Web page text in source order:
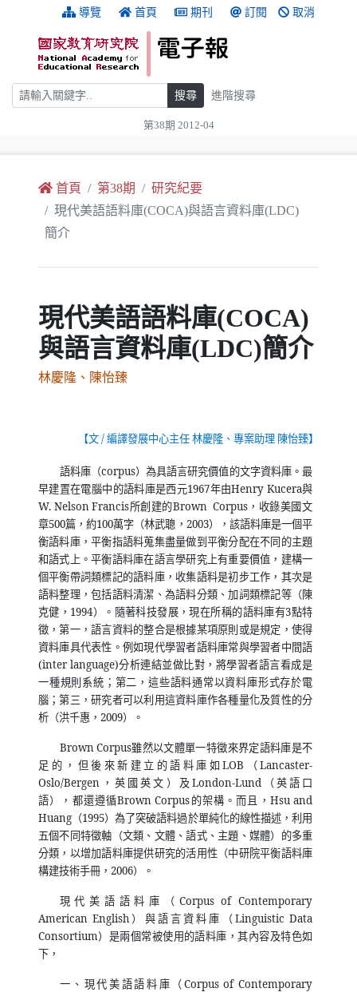
跳到主要內容 導覽 首頁 期刊 訂閱 取消
搜尋 搜尋 進階搜尋
第38期 2012-04
首頁 第38期
研究紀要
現代美語語料庫(COCA)與語言資料庫(LDC)
簡介
現代美語語料庫(COCA)
與語言資料庫(LDC)簡介
林慶隆、陳怡臻
【文/編譯發展中心主任 林慶隆、專案助理 陳怡臻】
語料庫（corpus）為具語言研究價值的文字資料庫。最
早建置在電腦中的語料庫是西元1967年由Henry Kucera與
W. Nelson Francis所創建的Brown Corpus，收錄美國文
章500篇，約100萬字（林武聰， 2003），該語料庫是一個平
衡語料庫，平衡指語料蒐集盡量做到平衡分配在不同的主題
和語式上。平衡語料庫在語言學研究上有重要價值，建構一
個平衡帶詞類標記的語料庫，收集語料是初步工作，其次是
語料整理，包括語料清潔、為語料分類、加詞類標記等（陳
克健， 1994）。隨著科技發展，現在所稱的語料庫有3點特
徵，第一，語言資料的整合是根據某項原則或是規定，使得
資料庫具代表性。例如現代學習者語料庫常與學習者中間語
(inter language)分析連結並做比對，將學習者語言看成是
一種規則系統；第二，這些語料通常以資料庫形式存於電
腦；第三，研究者可以利用這資料庫作各種量化及質性的分
析（洪千惠， 2009）。
Brown Corpus雖然以文體單一特徵來界定語料庫是不
足的，但後來新建立的語料庫如 LOB （Lancaster-
Oslo/Bergen ，英國英文）及 London-Lund（英語口
語），都還遵循Brown Corpus的架構。而且， Hsu and
Huang （1995）為了突破語料過於單純化的線性描述，利用
五個不同特徵軸（文類、文體、語式、主題、媒體）的多重
分類，以增加語料庫提供研究的活用性（中研院平衡語料庫
構建技術手冊， 2006）。
現代美語語料庫（ Corpus of Contemporary
American English）與語言資料庫（Linguistic Data
Consortium）是兩個常被使用的語料庫，其內容及特色如
下，
一、現代美語語料庫（Corpus of Contemporary